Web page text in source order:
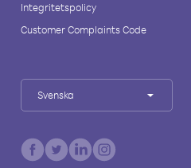
Integritetspolicy
Customer Complaints Code
Svenska